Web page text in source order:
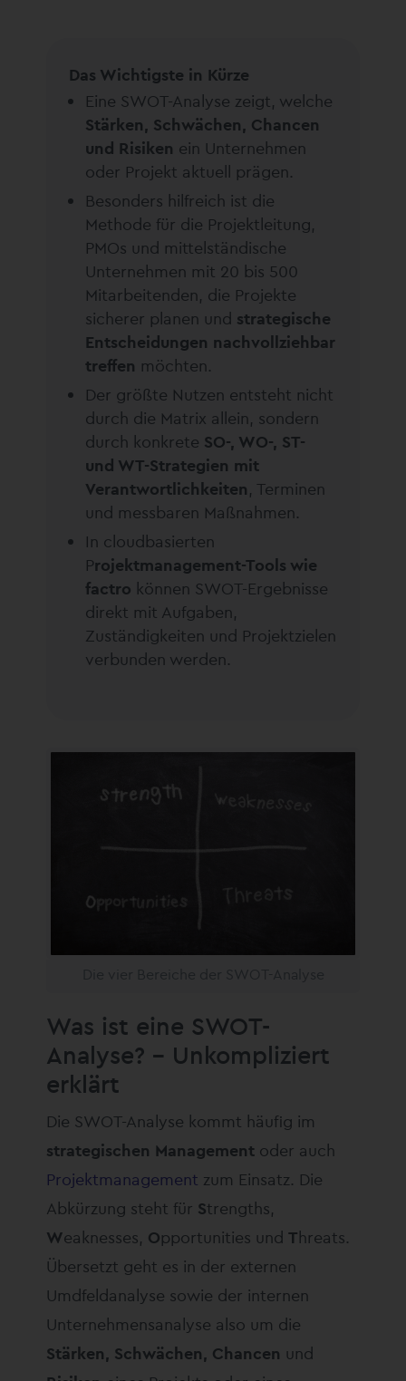
Das Wichtigste in Kürze
Eine SWOT-Analyse zeigt, welche
Stärken, Schwächen, Chancen
und Risiken ein Unternehmen
oder Projekt aktuell prägen.
Besonders hilfreich ist die
Methode für die Projektleitung,
PMOs und mittelständische
Unternehmen mit 20 bis 500
Mitarbeitenden, die Projekte
sicherer planen und strategische
Entscheidungen nachvollziehbar
treffen möchten.
Der größte Nutzen entsteht nicht
durch die Matrix allein, sondern
durch konkrete SO-, WO-, ST-
und WT-Strategien mit
Verantwortlichkeiten, Terminen
und messbaren Maßnahmen.
In cloudbasierten
Projektmanagement-Tools wie
factro können SWOT-Ergebnisse
direkt mit Aufgaben,
Zuständigkeiten und Projektzielen
verbunden werden.
Was ist eine SWOT-
Analyse? – Unkompliziert
erklärt
Die SWOT-Analyse kommt häufig im
strategischen Management oder auch
Projektmanagement zum Einsatz. Die
Abkürzung steht für Strengths,
Weaknesses, Opportunities undThreats.
Übersetzt geht es in der externen
Umdfeldanalyse sowie der internen
Unternehmensanalyse also um die
Stärken, Schwächen, Chancen und